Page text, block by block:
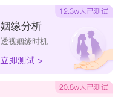
姻缘分析
透视姻缘时机